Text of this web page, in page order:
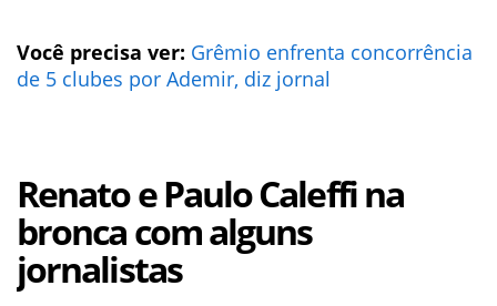
Você precisa ver: Grêmio enfrenta concorrência
de 5 clubes por Ademir, diz jornal
Renato e Paulo Caleffi na
bronca com alguns
jornalistas